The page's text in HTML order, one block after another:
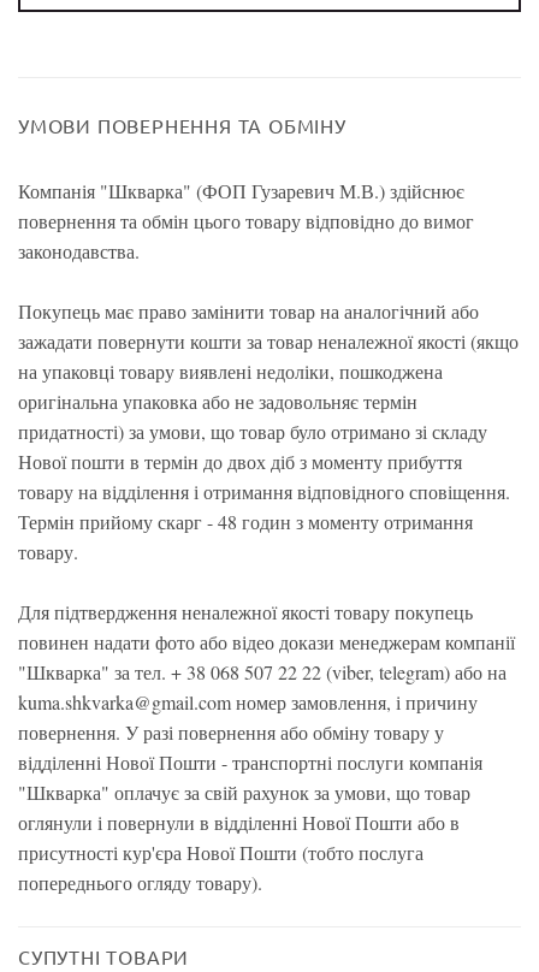
УМОВИ ПОВЕРНЕННЯ ТА ОБМІНУ
Компанія "Шкварка" (ФОП Гузаревич М.В.) здійснює
повернення та обмін цього товару відповідно до вимог
законодавства.
Покупець має право замінити товар на аналогічний або
зажадати повернути кошти за товар неналежної якості (якщо
на упаковці товару виявлені недоліки, пошкоджена
оригінальна упаковка або не задовольняє термін
придатності) за умови, що товар було отримано зі складу
Нової пошти в термін до двох діб з моменту прибуття
товару на відділення і отримання відповідного сповіщення.
Термін прийому скарг - 48 годин з моменту отримання
товару.
Для підтвердження неналежної якості товару покупець
повинен надати фото або відео докази менеджерам компанії
"Шкварка" за тел. + 38 068 507 22 22 (viber, telegram) або на
kuma.shkvarka@gmail.com номер замовлення, і причину
повернення. У разі повернення або обміну товару у
відділенні Нової Пошти - транспортні послуги компанія
"Шкварка" оплачує за свій рахунок за умови, що товар
оглянули і повернули в відділенні Нової Пошти або в
присутності кур'єра Нової Пошти (тобто послуга
попереднього огляду товару).
СУПУТНІ ТОВАРИ